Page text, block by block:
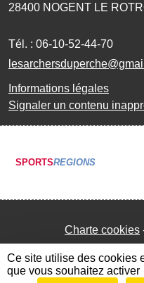
28400 NOGENT LE
Tél. : 06-10-52-44-70
Informations légales
Signaler un contenu
SPORTSREGIONS
Charte cookies
Ce site utilise des cookies
que vous souhaitez activer